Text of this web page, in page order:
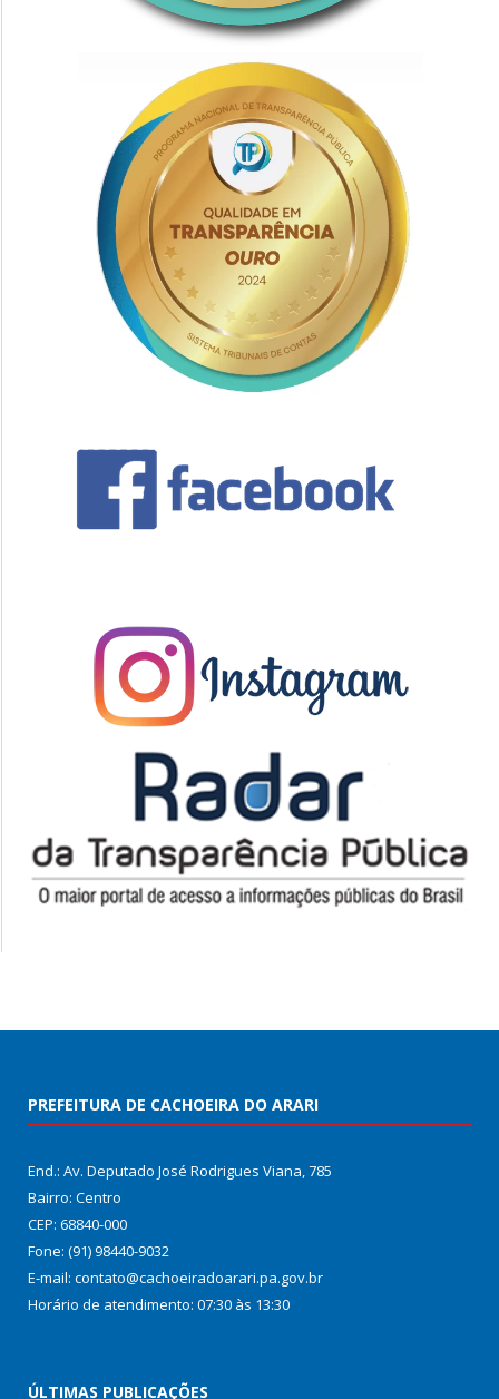
PREFEITURA DE CACHOEIRA DO ARARI
End.: Av. Deputado José Rodrigues Viana, 785
Bairro: Centro
CEP: 68840-000
Fone: (91) 98440-9032
E-mail: contato@cachoeiradoarari.pa.gov.br
Horário de atendimento: 07:30 às 13:30
ÚLTIMAS PUBLICAÇÕES